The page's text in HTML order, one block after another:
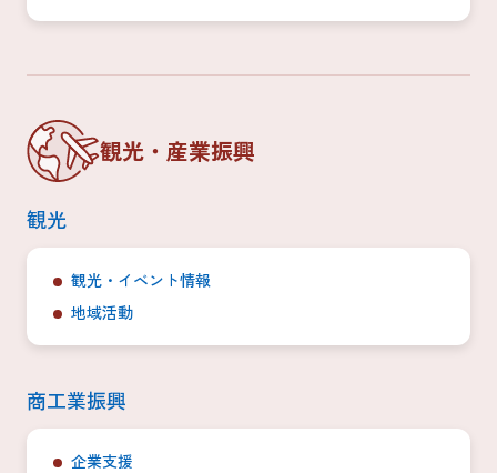
観光・産業振興
観光
観光・イベント情報
地域活動
商工業振興
企業支援